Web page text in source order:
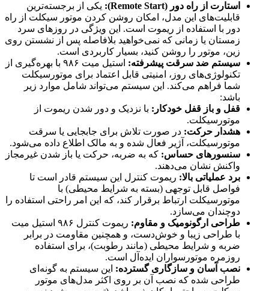
استارت از راه دور (Remote Start):
یکی از برجسته‌ترین
قابلیت‌های این مدل، امکان روشن کردن موتور سیکلت از راه
دور با استفاده از ریموت است. این ویژگی در روزهای سرد
زمستان یا زمانی که نمی‌خواهید بلافاصله پس از نشستن روی
زین، موتور را روشن کنید، بسیار کاربردی است.
سیستم ضد سرقت پیشرفته:
استیل میت ۹۸۶ با بهره‌گیری از
تکنولوژی‌های روز، امنیتی قابل اعتماد برای موتورسیکلت
شما فراهم می‌کند. این سیستم می‌تواند شامل موارد زیر
باشد:
قفل و باز قفل خودکار: با نزدیک و دور شدن ریموت از
موتورسیکلت.
هشدار حرکت: در صورت تلاش برای جابجایی یا سرقت
موتورسیکلت، آژیر فعال شده و به مالک اطلاع داده می‌شود.
سنسورهای حساس: که به ضربه، حرکت یا باز شدن غیرمجاز
واکنش نشان می‌دهند.
برد عملیاتی بالا: ریموت کنترل این سیستم قادر است تا
فواصل قابل توجهی (بسته به شرایط محیطی) با
موتورسیکلت ارتباط برقرار کند، که این امر راحتی استفاده را
دوچندان می‌سازد.
طراحی ارگونومیک و مقاوم:
ریموت کنترل ۹۸۶ استیل میت
با طراحی زیبا و خوش‌دست، و همچنین مقاومت در برابر
ضربه و شرایط محیطی (مانند رطوبت)، برای استفاده
روزمره موتورسواران ایده‌آل است.
نصب آسان و سازگاری گسترده: این سیستم به گونه‌ای
طراحی شده که نصب آن بر روی اکثر مدل‌های موتور